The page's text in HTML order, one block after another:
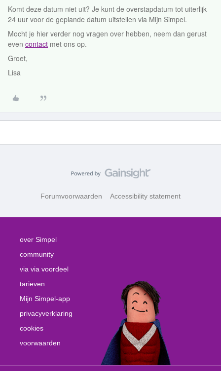
Komt deze datum niet uit? Je kunt de overstapdatum tot uiterlijk
24 uur voor de geplande datum uitstellen via Mijn Simpel.
Mocht je hier verder nog vragen over hebben, neem dan gerust
even contact met ons op.
Groet,
Lisa
Forumvoorwaarden Accessibility statement
over Simpel
community
via via voordeel
tarieven
Mijn Simpel-app
privacyverklaring
cookies
voorwaarden